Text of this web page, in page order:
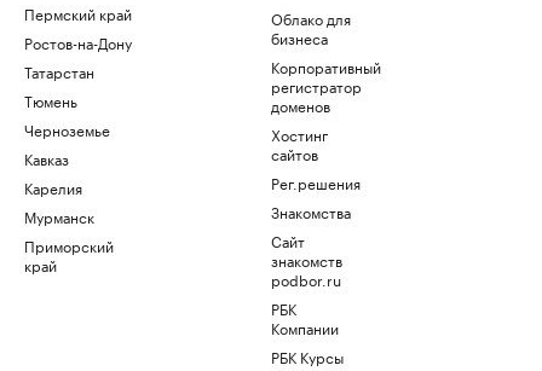
Пермский край
Ростов-на-Дону
Татарстан
Тюмень
Черноземье
Кавказ
Карелия
Мурманск
Приморский
край
Облако для
бизнеса
Корпоративный
регистратор
доменов
Хостинг
сайтов
Рег.решения
Знакомства
Сайт
знакомств
podbor.ru
РБК
Компании
РБК Курсы